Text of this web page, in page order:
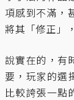
項感到不滿，
將其「修正」
說實在的，有
要，玩家的選
比較誇張一點